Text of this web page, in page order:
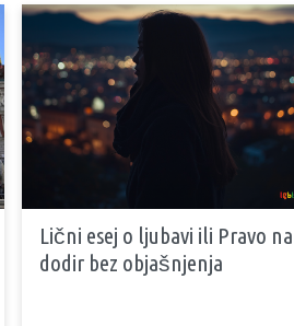
Lični esej o ljubavi ili Pravo na
dodir bez objašnjenja